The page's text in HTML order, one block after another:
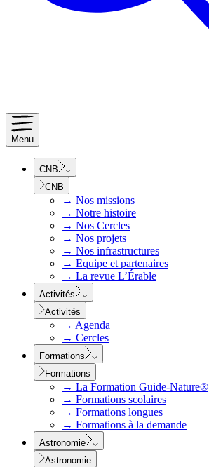
Menu
CNB
CNB
→ Nos missions
→ Notre histoire
→ Nos Cercles
→ Nos projets
→ Nos infrastructures
→ Equipe et partenaires
→ La revue L’Érable
Activités
Activités
→ Agenda
→ Cercles
Formations
Formations
→ La Formation Guide-Nature®
→ Formations scolaires
→ Formations longues
→ Formations à la demande
Astronomie
Astronomie